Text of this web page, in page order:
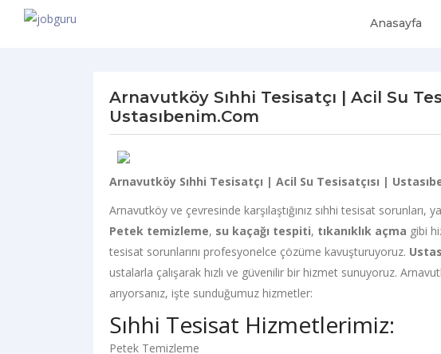
Anasayfa
Arnavutköy Sıhhi Tesisatçı | Acil Su
Ustasıbenim.com
Arnavutköy Sıhhi Tesisatçı | Acil Su Tesisatçısı |
Arnavutköy ve çevresinde karşılaştığınız sıhhi tesisat
Petek temizleme, su kaçağı tespiti, tıkanıklık açma gibi
tesisat sorunlarını profesyonelce çözüme kavuşturuyoruz.
ustalarla çalışarak hızlı ve güvenilir bir hizmet sunuyoruz.
arıyorsanız, işte sunduğumuz hizmetler:
Sıhhi Tesisat Hizmetlerimiz:
Petek Temizleme